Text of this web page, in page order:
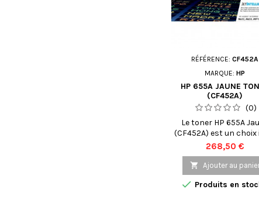
RÉFÉRENCE:CF452A
MARQUE:HP
HP 655A JAUNE
(CF452A)
(0)
Le toner HP 655A
(CF452A) est un choix
pour les entreprises
cherchent à obtenir
impressions de
supérieure et durables.
toner jaune de
Prix
268,50 €
 Ajouter au
 Produits en